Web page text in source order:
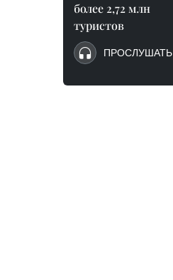
более 2,72 млн
туристов
ПРОСЛУШАТЬ